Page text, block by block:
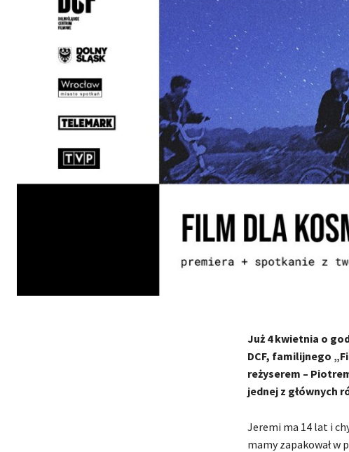
Już 4 kwietnia o
DCF, familijnego
reżyserem –
jednej z głównych
Jeremi ma 14 lat i
mamy zapakował